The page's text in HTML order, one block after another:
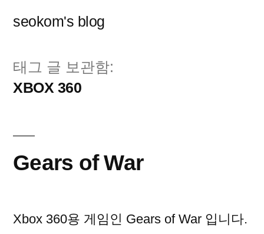
seokom's blog
태그 글 보관함:
XBOX 360
Gears of War
Xbox 360용 게임인 Gears of War 입니다.